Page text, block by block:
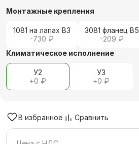
Монтажные крепления
1081 на лапах В3
-730 ₽
3081 фланец В5
-209 ₽
Климатическое исполнение
У2
+0 ₽
У3
+0 ₽
В избранное Сравнить